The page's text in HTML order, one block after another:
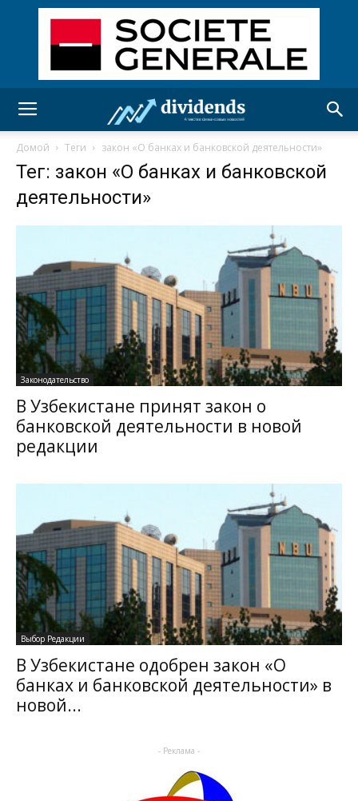
Домой Теги закон «О банках и банковской деятельности»
Тег: закон «О банках и банковской
деятельности»
Законодательство
В Узбекистане принят закон о
банковской деятельности в новой
редакции
Выбор Редакции
В Узбекистане одобрен закон «О
банках и банковской деятельности» в
новой...
- Реклама -